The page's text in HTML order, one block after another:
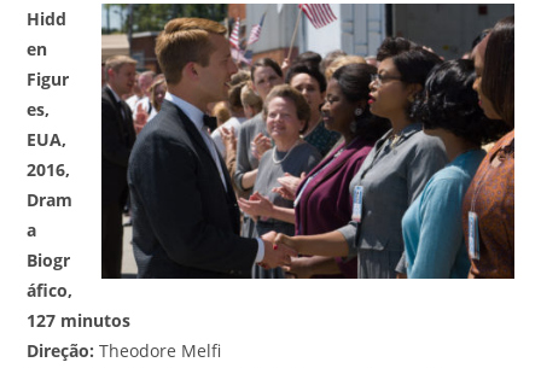
Hidd
en
Figur
es,
EUA,
2016,
Dram
a
Biogr
áfico,
127 minutos
Direção: Theodore Melfi